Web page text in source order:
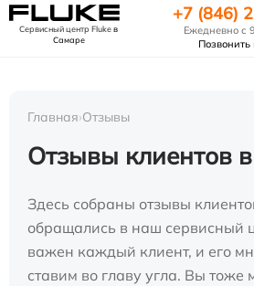
Сервисный центр Flukeв
Самаре
+7 (846)
Ежедневно с
Позвонить
Главная›Отзывы
Отзывы клиентов
Здесь собраны отзывы
обращались в наш сервисный
важен каждый клиент, и его
ставим во главу угла. Вы тоже